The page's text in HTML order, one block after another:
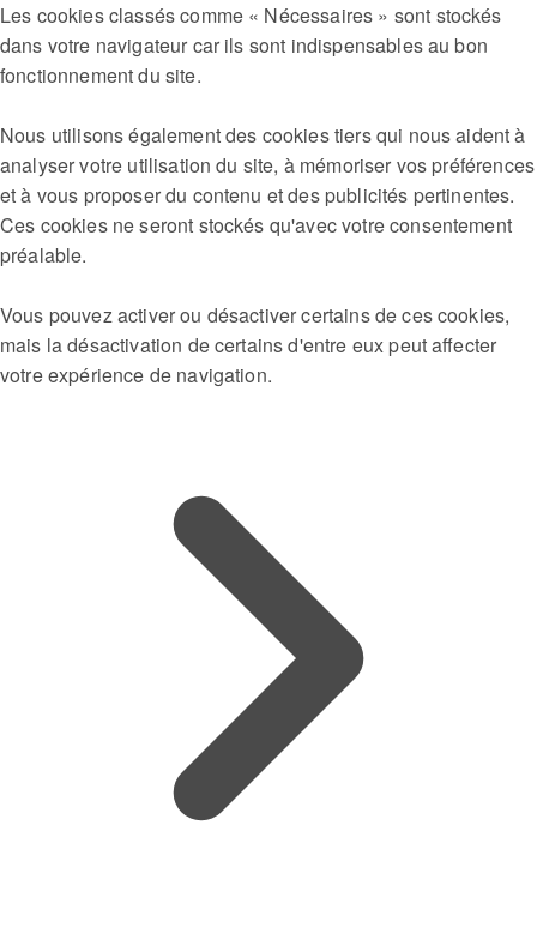
Les cookies classés comme « Nécessaires » sont stockés
dans votre navigateur car ils sont indispensables au bon
fonctionnement du site.
Nous utilisons également des cookies tiers qui nous aident à
analyser votre utilisation du site, à mémoriser vos préférences
et à vous proposer du contenu et des publicités pertinentes.
Ces cookies ne seront stockés qu'avec votre consentement
préalable.
Vous pouvez activer ou désactiver certains de ces cookies,
mais la désactivation de certains d'entre eux peut affecter
votre expérience de navigation.